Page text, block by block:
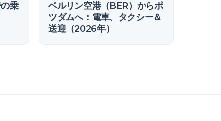
乗
ベルリン空港（BER）からポ
ツダムへ：電車、タクシー＆
送迎（2026年）